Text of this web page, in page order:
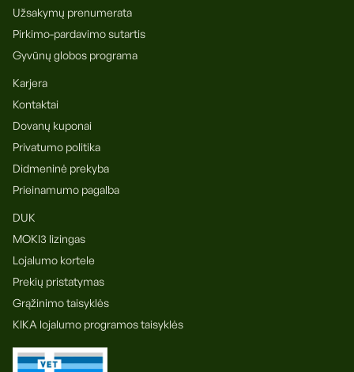
Užsakymų prenumerata
Pirkimo-pardavimo sutartis
Gyvūnų globos programa
Karjera
Kontaktai
Dovanų kuponai
Privatumo politika
Didmeninė prekyba
Prieinamumo pagalba
DUK
MOKI3 lizingas
Lojalumo kortele
Prekių pristatymas
Grąžinimo taisyklės
KIKA lojalumo programos taisyklės